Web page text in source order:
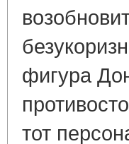
фигура
тот